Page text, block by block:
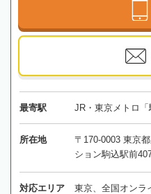
最寄駅 JR・東京メトロ
所在地
〒170-0003 東京
ション駒込駅前
対応エリア 東京、全国オンラ